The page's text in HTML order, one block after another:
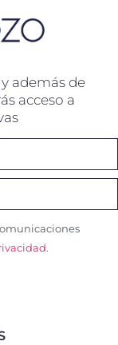
además de
acceso a